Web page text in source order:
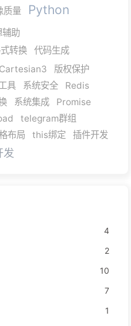
质量 Python
辅助
转换
代码生成
Cartesian3
版权保护
具 系统安全
Redis
系统集成
Promise
telegram群组
布局 this绑定
插件开发
发
4
2
10
7
1